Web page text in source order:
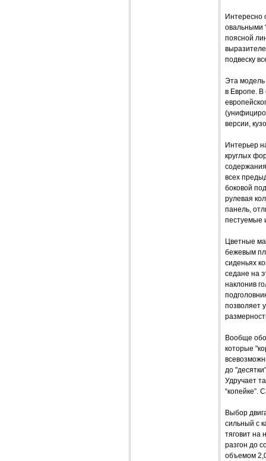
Интересно
овальными
поясной
подвеску
Эта модель
в Европе. В
версии,
Интерьер
круглых
всех
боковой
рулевая
панель,
пестуемые
Цветные
бежевым
сиденьях
седане на
наклонив
позволяет
Вообще
которые
до
Удручает
“копейке”.
Выбор
сильный с
тяговит на
разгон до
объемом